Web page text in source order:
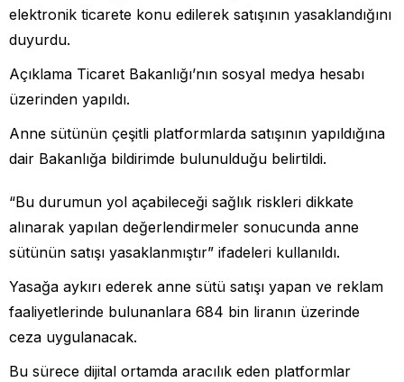
elektronik ticarete konu edilerek satışının yasaklandığını
duyurdu.
Açıklama Ticaret Bakanlığı’nın sosyal medya hesabı
üzerinden yapıldı.
Anne sütünün çeşitli platformlarda satışının yapıldığına
dair Bakanlığa bildirimde bulunulduğu belirtildi.
“Bu durumun yol açabileceği sağlık riskleri dikkate
alınarak yapılan değerlendirmeler sonucunda anne
sütünün satışı yasaklanmıştır” ifadeleri kullanıldı.
Yasağa aykırı ederek anne sütü satışı yapan ve reklam
faaliyetlerinde bulunanlara 684 bin liranın üzerinde
ceza uygulanacak.
Bu sürece dijital ortamda aracılık eden platformlar